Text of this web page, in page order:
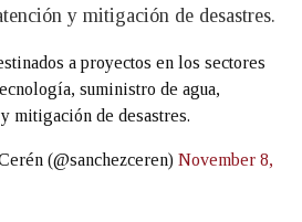
y mitigación de desastres.
a proyectos en los sectores
suministro de agua,
mitigación de desastres.
(@sanchezceren) November 8,